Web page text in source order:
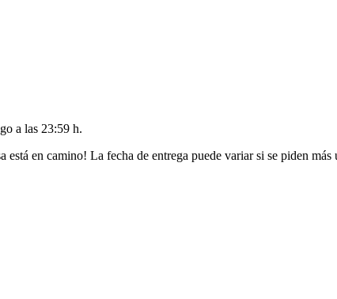
a las 23:59 h.
en camino! La fecha de entrega puede variar si se piden más